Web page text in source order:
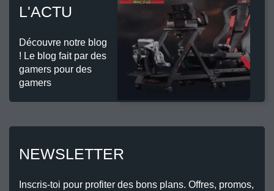
L'ACTU
Découvre notre blog
! Le blog fait par des
gamers pour des
gamers
NEWSLETTER
Inscris-toi pour profiter des bons plans. Offres, promos,